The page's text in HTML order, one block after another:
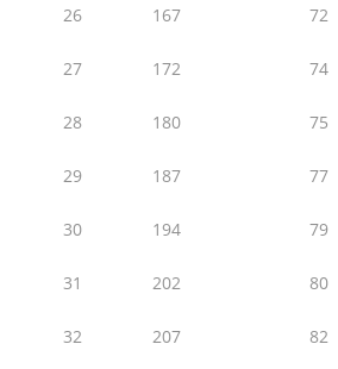
26 167 72
27 172 74
28 180 75
29 187 77
30 194 79
31 202 80
32 207 82